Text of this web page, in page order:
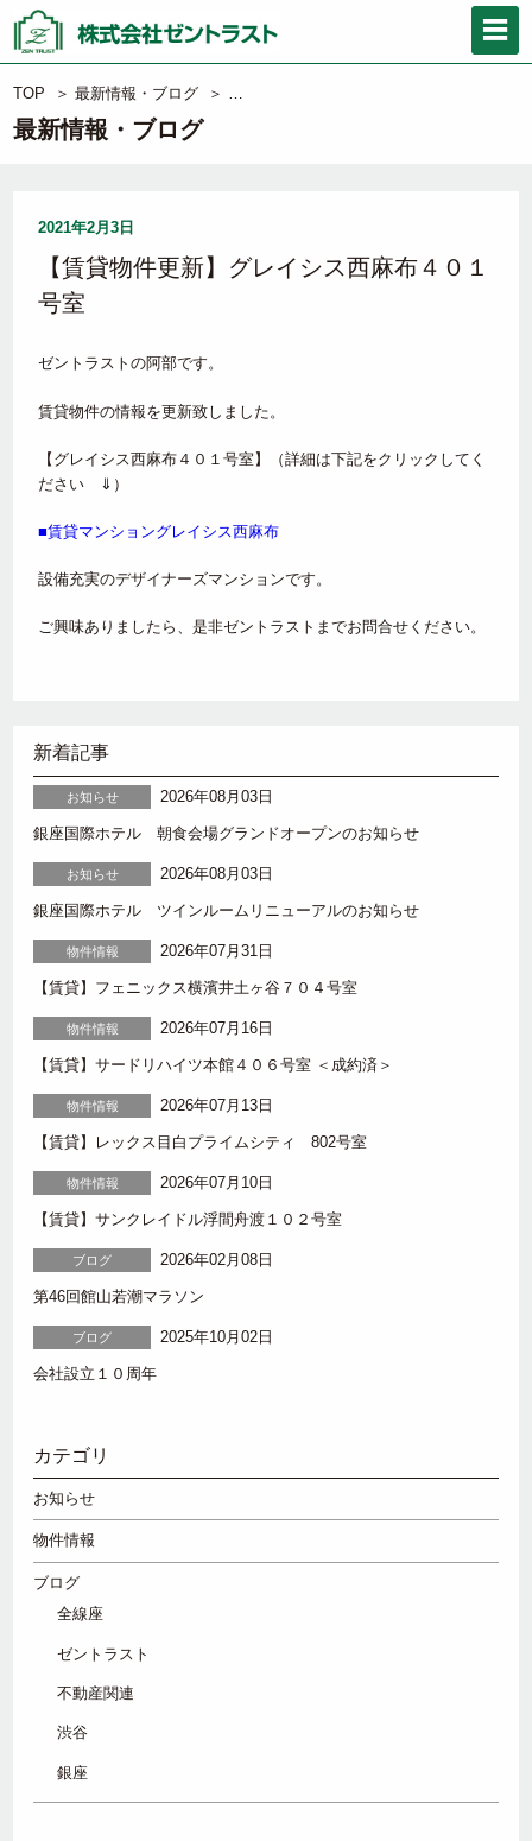
TOP ＞ 最新情報・ブログ ＞
最新情報・ブログ
2021年2月3日
【賃貸物件更新】グレイシス西麻布４０１
号室
ゼントラストの阿部です。
賃貸物件の情報を更新致しました。
【グレイシス西麻布４０１号室】（詳細は下記をクリックしてく
ださい ⇓）
■賃貸マンショングレイシス西麻布
設備充実のデザイナーズマンションです。
ご興味ありましたら、是非ゼントラストまでお問合せください。
新着記事
お知らせ 2026年08月03日
銀座国際ホテル 朝食会場グランドオープンのお知らせ
お知らせ 2026年08月03日
銀座国際ホテル ツインルームリニューアルのお知らせ
物件情報 2026年07月31日
【賃貸】フェニックス横濱井土ヶ谷７０４号室
物件情報 2026年07月16日
【賃貸】サードリハイツ本館４０６号室 ＜成約済＞
物件情報 2026年07月13日
【賃貸】レックス目白プライムシティ 802号室
物件情報 2026年07月10日
【賃貸】サンクレイドル浮間舟渡１０２号室
ブログ 2026年02月08日
第46回館山若潮マラソン
ブログ 2025年10月02日
会社設立１０周年
カテゴリ
お知らせ
物件情報
ブログ
全線座
ゼントラスト
不動産関連
渋谷
銀座